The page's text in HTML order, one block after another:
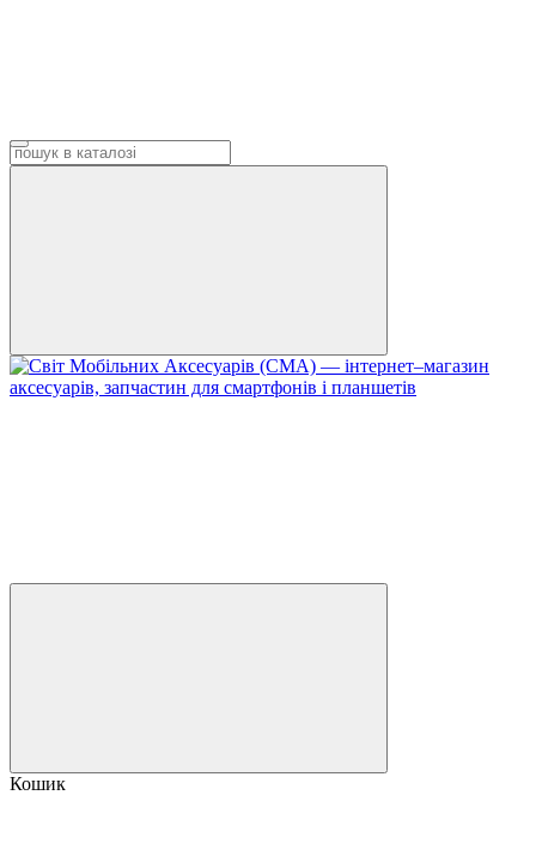
Кошик